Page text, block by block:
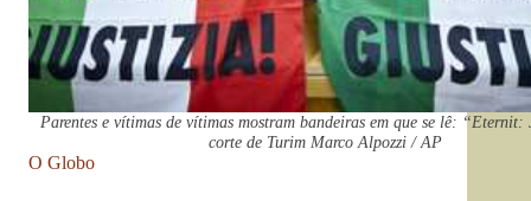
Parentes e vítimas de vítimas mostram bandeiras em que se lê: “Eternit:
corte de Turim Marco Alpozzi / AP
O Globo